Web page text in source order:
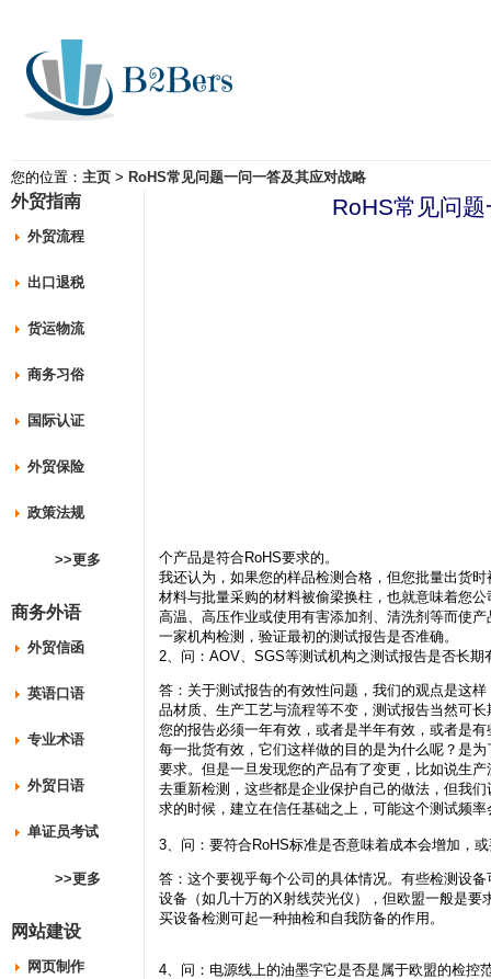
您的位置： 主页 > RoHS常见问题一问一答及其应对战略
外贸指南
外贸流程
出口退税
货运物流
商务习俗
国际认证
外贸保险
政策法规
>>更多
商务外语
外贸信函
英语口语
专业术语
外贸日语
单证员考试
>>更多
网站建设
网页制作
RoHS常见问
个产品是符合RoHS要求的。
我还认为，如果您的样品检测合格，但您批量出货
材料与批量采购的材料被偷梁换柱，也就意味着您
高温、高压作业或使用有害添加剂、清洗剂等而使
一家机构检测，验证最初的测试报告是否准确。
2、问：AOV、SGS等测试机构之测试报告是否长期
答：关于测试报告的有效性问题，我们的观点是这
品材质、生产工艺与流程等不变，测试报告当然可
您的报告必须一年有效，或者是半年有效，或者是
每一批货有效，它们这样做的目的是为什么呢？是
要求。但是一旦发现您的产品有了变更，比如说生
去重新检测，这些都是企业保护自己的做法，但我
求的时候，建立在信任基础之上，可能这个测试频
3、问：要符合RoHS标准是否意味着成本会增加，
答：这个要视乎每个公司的具体情况。有些检测设
设备（如几十万的X射线荧光仪），但欧盟一般是
买设备检测可起一种抽检和自我防备的作用。
4、问：电源线上的油墨字它是否是属于欧盟的检控